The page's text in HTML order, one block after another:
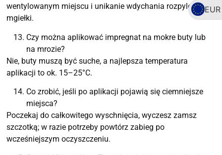
EUR
wentylowanym miejscu i unikanie wdychania rozpylonej
mgiełki.
Czy można aplikować impregnat na mokre buty lub
na mrozie?
Nie, buty muszą być suche, a najlepsza temperatura
aplikacji to ok. 15–25°C.
Co zrobić, jeśli po aplikacji pojawią się ciemniejsze
miejsca?
Poczekaj do całkowitego wyschnięcia, wyczesz zamsz
szczotką; w razie potrzeby powtórz zabieg po
wcześniejszym oczyszczeniu.